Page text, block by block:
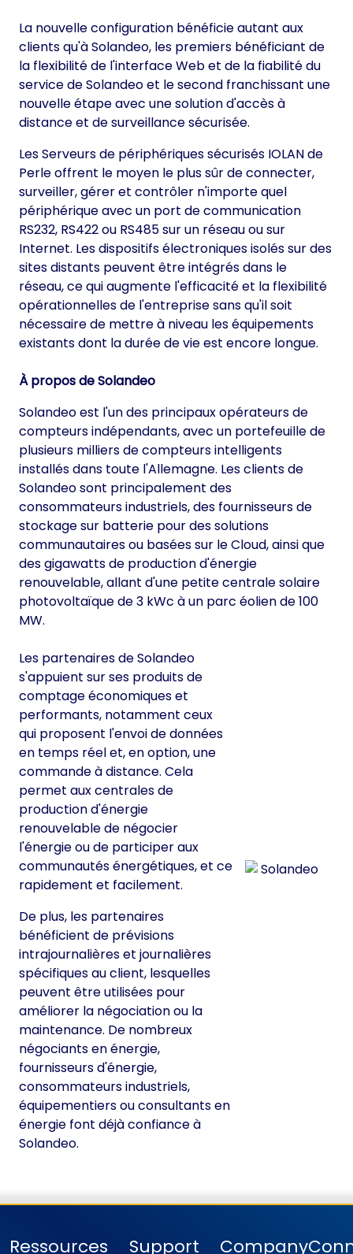
La nouvelle configuration bénéficie autant aux
clients qu'à Solandeo, les premiers bénéficiant de
la flexibilité de l'interface Web et de la fiabilité du
service de Solandeo et le second franchissant une
nouvelle étape avec une solution d'accès à
distance et de surveillance sécurisée.
Les Serveurs de périphériques sécurisés IOLAN de
Perle offrent le moyen le plus sûr de connecter,
surveiller, gérer et contrôler n'importe quel
périphérique avec un port de communication
RS232, RS422 ou RS485 sur un réseau ou sur
Internet. Les dispositifs électroniques isolés sur des
sites distants peuvent être intégrés dans le
réseau, ce qui augmente l'efficacité et la flexibilité
opérationnelles de l'entreprise sans qu'il soit
nécessaire de mettre à niveau les équipements
existants dont la durée de vie est encore longue.
À propos de Solandeo
Solandeo est l'un des principaux opérateurs de
compteurs indépendants, avec un portefeuille de
plusieurs milliers de compteurs intelligents
installés dans toute l'Allemagne. Les clients de
Solandeo sont principalement des
consommateurs industriels, des fournisseurs de
stockage sur batterie pour des solutions
communautaires ou basées sur le Cloud, ainsi que
des gigawatts de production d'énergie
renouvelable, allant d'une petite centrale solaire
photovoltaïque de 3 kWc à un parc éolien de 100
MW.
Les partenaires de Solandeo
s'appuient sur ses produits de
comptage économiques et
performants, notamment ceux
qui proposent l'envoi de données
en temps réel et, en option, une
commande à distance. Cela
permet aux centrales de
production d'énergie
renouvelable de négocier
l'énergie ou de participer aux
communautés énergétiques, et ce
rapidement et facilement.
De plus, les partenaires
bénéficient de prévisions
intrajournalières et journalières
spécifiques au client, lesquelles
peuvent être utilisées pour
améliorer la négociation ou la
maintenance. De nombreux
négociants en énergie,
fournisseurs d'énergie,
consommateurs industriels,
équipementiers ou consultants en
énergie font déjà confiance à
Solandeo.
Ressources Support Company